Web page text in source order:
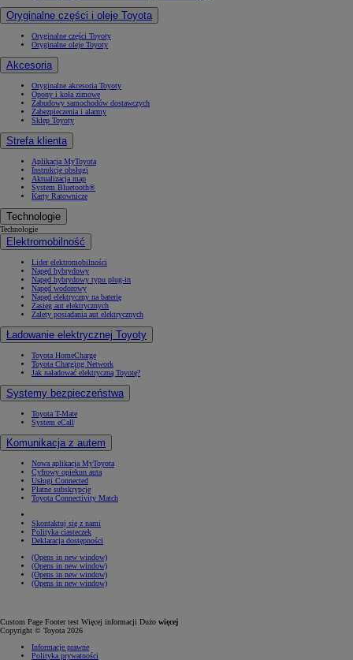
Oryginalne części i oleje Toyota
Oryginalne części Toyoty
Oryginalne oleje Toyoty
Akcesoria
Oryginalne akcesoria Toyoty
Opony i koła zimowe
Zabudowy samochodów dostawczych
Zabezpieczenia i alarmy
Sklep Toyoty
Strefa klienta
Aplikacja MyToyota
Instrukcje obsługi
Aktualizacja map
System Bluetooth®
Karty Ratownicze
Technologie
Technologie
Elektromobilność
Lider elektromobilności
Napęd hybrydowy
Napęd hybrydowy typu plug-in
Napęd wodorowy
Napęd elektryczny na baterię
Zasięg aut elektrycznych
Zalety posiadania aut elektrycznych
Ładowanie elektrycznej Toyoty
Toyota HomeCharge
Toyota Charging Network
Jak naładować elektryczną Toyotę?
Systemy bezpieczeństwa
Toyota T-Mate
System eCall
Komunikacja z autem
Nowa aplikacja MyToyota
Cyfrowy opiekun auta
Usługi Connected
Płatne subskrypcje
Toyota Connectivity Match
Skontaktuj się z nami
Polityka ciasteczek
Deklaracja dostępności
(Opens in new window)
(Opens in new window)
(Opens in new window)
(Opens in new window)
Custom Page Footer test Więcej informacji Dużo więcej
Copyright © Toyota 2026
Informacje prawne
Polityka prywatności